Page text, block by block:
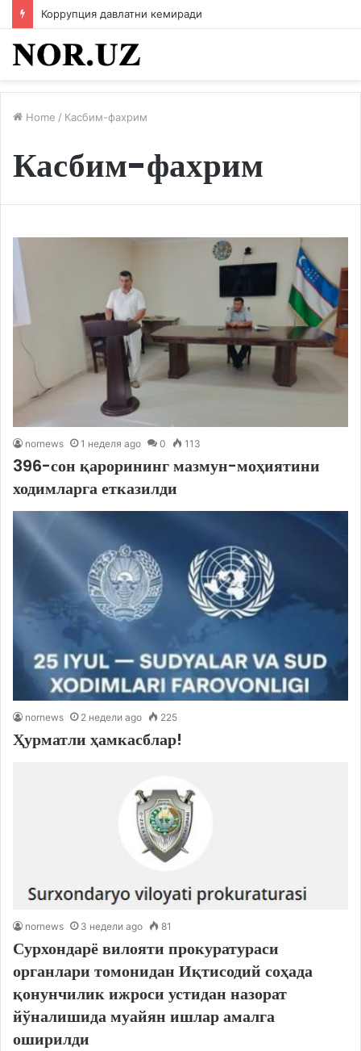
Коррупция давлатни кемиради
Home / Касбим-фахрим
Касбим-фахрим
nornews 1 неделя ago 0 113
396-сон қарорининг мазмун-моҳиятини
ходимларга етказилди
nornews 2 недели ago 225
Ҳурматли ҳамкасблар!
nornews 3 недели ago 81
Сурхондарё вилояти прокуратураси
органлари томонидан Иқтисодий соҳада
қонунчилик ижроси устидан назорат
йўналишида муайян ишлар амалга
оширилди